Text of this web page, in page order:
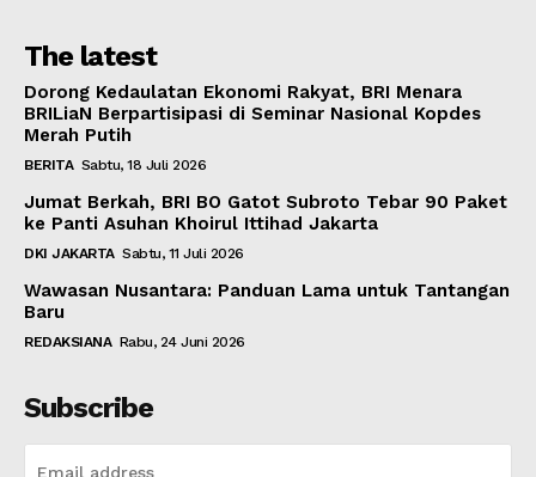
The latest
Dorong Kedaulatan Ekonomi Rakyat, BRI Menara
BRILiaN Berpartisipasi di Seminar Nasional Kopdes
Merah Putih
BERITA Sabtu, 18 Juli 2026
Jumat Berkah, BRI BO Gatot Subroto Tebar 90 Paket
ke Panti Asuhan Khoirul Ittihad Jakarta
DKI JAKARTA Sabtu, 11 Juli 2026
Wawasan Nusantara: Panduan Lama untuk Tantangan
Baru
REDAKSIANA Rabu, 24 Juni 2026
Subscribe